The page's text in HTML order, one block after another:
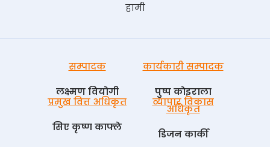
हामी
सम्पादक
लक्ष्मण वियोगी
कार्यकारी सम्पादक
पुष्प काेइराला
प्रमुख वित्त अधिकृत
सिए कृष्ण काफ्ले
व्यापार विकास
अधिकृत
डिजन कार्की